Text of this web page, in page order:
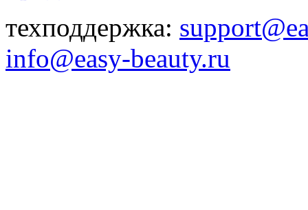
техподдержка:
info@easy-beauty.ru